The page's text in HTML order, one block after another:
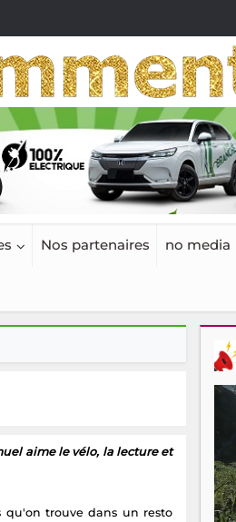
Nos partenaires no media
aime le vélo, la lecture et
qu'on trouve dans un resto